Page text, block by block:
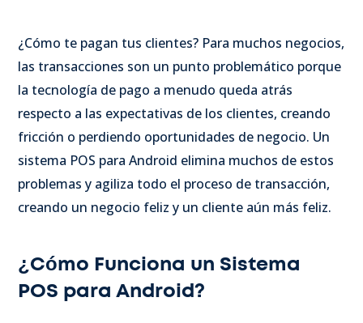
¿Cómo te pagan tus clientes? Para muchos negocios,
las transacciones son un punto problemático porque
la tecnología de pago a menudo queda atrás
respecto a las expectativas de los clientes, creando
fricción o perdiendo oportunidades de negocio. Un
sistema POS para Android elimina muchos de estos
problemas y agiliza todo el proceso de transacción,
creando un negocio feliz y un cliente aún más feliz.
¿Cómo Funciona un Sistema
POS para Android?